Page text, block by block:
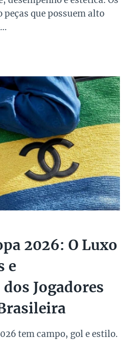
peças que possuem alto
2026: O Luxo
e
Jogadores
tem campo, gol e estilo.